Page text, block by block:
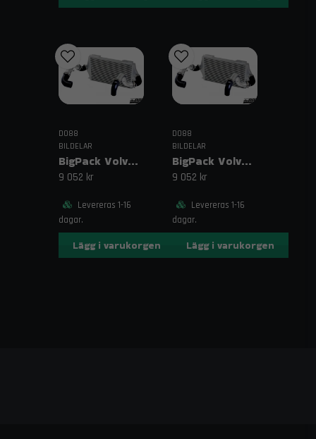
Relaterade sökord
slangklämmepaket, slangklämmor W4, kit132
slangklämmor, rostfri slangklämma, monteringskit
DO88
BILDELAR
BigPack Volvo 740/940 Turbo (92–98) Svart – 63 mm spjällhus
9 052 kr
Levereras 1-16
dagar.
Lägg i varukorgen
DO88
BILDELAR
BigPack Volvo 740/940 Turbo (92–98) Svart – 76 mm spjällhus
9 052 kr
Levereras 1-16
dagar.
Lägg i varukorgen